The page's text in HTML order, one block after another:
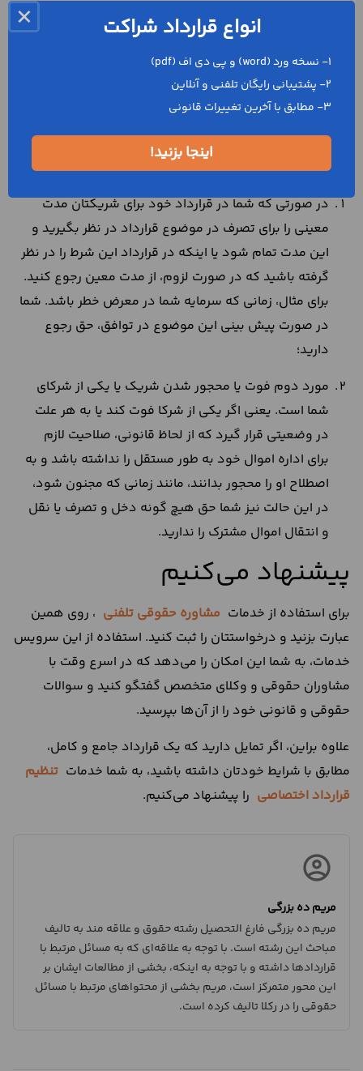
پیش از این گفتیم که این قرارداد، یک توافق جایز است.
رضایت شریک یا شرکای دیگر، می‌تواند تمام یا بخشی از سهم
خود را به یک شخص ثالث منتقل کند. البته نکته‌ای که در این
میان اهمیت زیادی دارد، این مساله است که شریک یا شرکا در
دو حالت، اجازه هیچ گونه دخل و تصرفی در نمونه قرارداد
شراکت موبایل را ندارند. این دو حالت عبارتند از:
در صورتی که شما در قرارداد خود برای شریکتان مدت
معینی را برای تصرف در موضوع قرارداد در نظر بگیرید و
این مدت تمام شود یا اینکه در قرارداد این شرط را در نظر
گرفته باشید که در صورت لزوم، از مدت معین رجوع کنید.
برای مثال، زمانی که سرمایه شما در معرض خطر باشد. شما
در صورت پیش بینی این موضوع در توافق، حق رجوع
دارید؛
مورد دوم فوت یا محجور شدن شریک یا یکی از شرکای
شما است. یعنی اگر یکی از شرکا فوت کند یا به هر علت
در وضعیتی قرار گیرد که از لحاظ قانونی، صلاحیت لازم
برای اداره اموال خود به طور مستقل را نداشته باشد و به
اصطلاح او را محجور بدانند، مانند زمانی که مجنون شود،
در این حالت نیز شما حق هیچ گونه دخل و تصرف یا نقل
و انتقال اموال مشترک را ندارید.
پیشنهاد می‌کنیم
برای استفاده از خدمات مشاوره حقوقی تلفنی ، روی همین
عبارت بزنید و درخواستتان را ثبت کنید. استفاده از این سرویس
خدمات، به شما این امکان را می‌دهد که در اسرع وقت با
مشاوران حقوقی و وکلای متخصص گفتگو کنید و سوالات
حقوقی و قانونی خود را از آن‌ها بپرسید.
علاوه براین، اگر تمایل دارید که یک قرارداد جامع و کامل،
مطابق با شرایط خودتان داشته باشید، به شما خدمات تنظیم
قرارداد اختصاصی را پیشنهاد می‌کنیم.
مریم ده بزرگی
مریم ده بزرگی فارغ التحصیل رشته حقوق و علاقه مند به تالیف
مباحث این رشته است. با توجه به علاقه‌ای که به مسائل مرتبط با
قراردادها داشته و با توجه به اینکه، بخشی از مطالعات ایشان بر
این محور متمرکز است، مریم بخشی از محتواهای مرتبط با مسائل
حقوقی را در رکلا تالیف کرده است.
× انواع قرارداد شراکت
1- نسخه ورد (word) و پی دی اف (pdf)
2- پشتیبانی رایگان تلفنی و آنلاین
3- مطابق با آخرین تغییرات قانونی
اینجا بزنید!